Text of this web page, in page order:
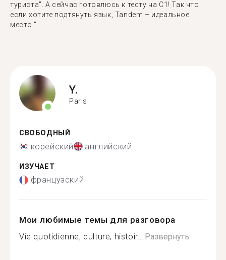
туриста". А сейчас готовлюсь к тесту на C1! Так что
если хотите подтянуть язык, Tandem – идеальное
место."
Y.
Paris
СВОБОДНЫЙ
корейский английский
ИЗУЧАЕТ
французский
Мои любимые темы для разговора
Vie quotidienne, culture, histoir...Развернуть